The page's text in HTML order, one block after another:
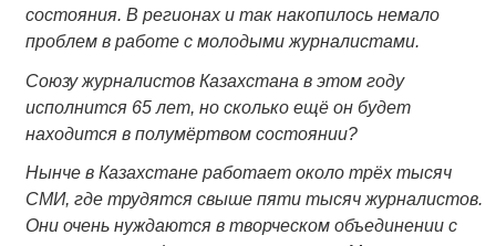
состояния. В регионах и так накопилось немало
проблем в работе с молодыми журналистами.
Союзу журналистов Казахстана в этом году
исполнится 65 лет, но сколько ещё он будет
находится в полумёртвом состоянии?
Нынче в Казахстане работает около трёх тысяч
СМИ, где трудятся свыше пяти тысяч журналистов.
Они очень нуждаются в творческом объединении с